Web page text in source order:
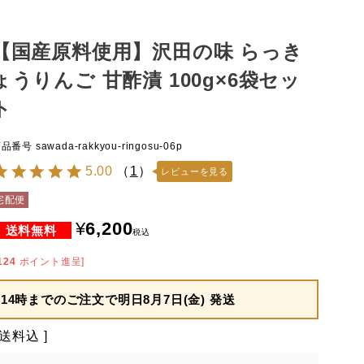
国産原料使用】沢田の味 らっき
うりんご 甘酢漬 100g×6袋セッ
番号 sawada-rakkyou-ringosu-06p
5.00 （ 1） レビューを見る
配便
¥6,200税込
ポイント進呈]
14時までのご注文で明日8月7日(金) 発送
料込